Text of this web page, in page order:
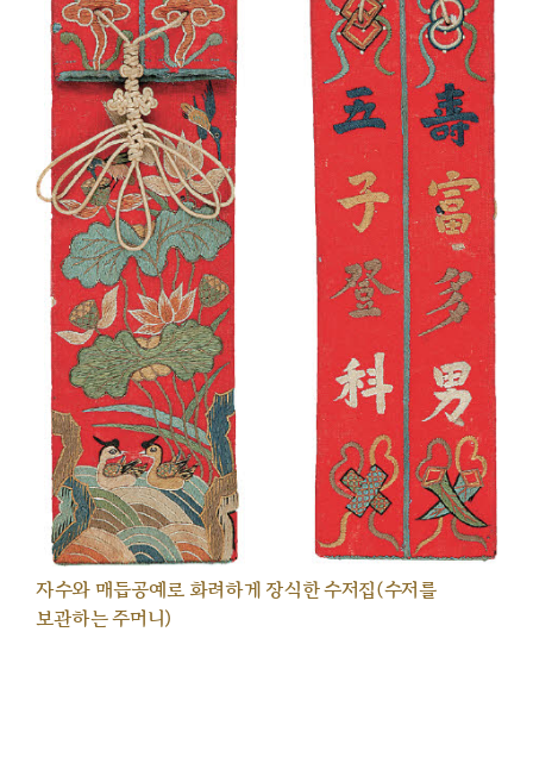
자수와 매듭공예로 화려하게 장식한 수저집(수저를
보관하는 주머니)